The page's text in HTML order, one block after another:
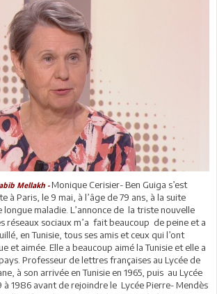
Mellakh -Monique Cerisier- Ben Guiga s’est
à Paris, le 9 mai, à l’âge de 79 ans, à la suite
longue maladie. L’annonce de la triste nouvelle
réseaux sociaux m’a fait beaucoup de peine et a
en Tunisie, tous ses amis et ceux qui l’ont
et aimée. Elle a beaucoup aimé la Tunisie et elle a
Professeur de lettres françaises au Lycée de
à son arrivée en Tunisie en 1965, puis au Lycée
à 1986 avant de rejoindre le Lycée Pierre- Mendès